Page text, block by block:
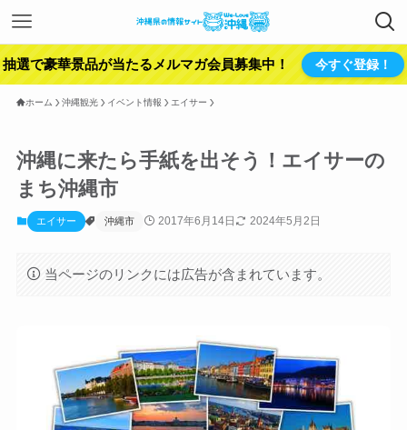
抽選で豪華景品が当たるメルマガ会員募集中！ 今すぐ登録！
ホーム 沖縄観光 イベント情報 エイサー
沖縄に来たら手紙を出そう！エイサーの
まち沖縄市
エイサー 沖縄市 2017年6月14日 2024年5月2日
当ページのリンクには広告が含まれています。